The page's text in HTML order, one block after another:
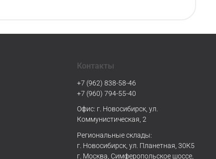
Контакты
+7 (962) 838-58-46
+7 (960) 794-55-40
Офис: г. Новосибирск, ул.
Коммунистическая, 2
Региональные склады:
г. Новосибирск, ул. Планетная, 30К5
г. Москва, Симферопольское шоссе,